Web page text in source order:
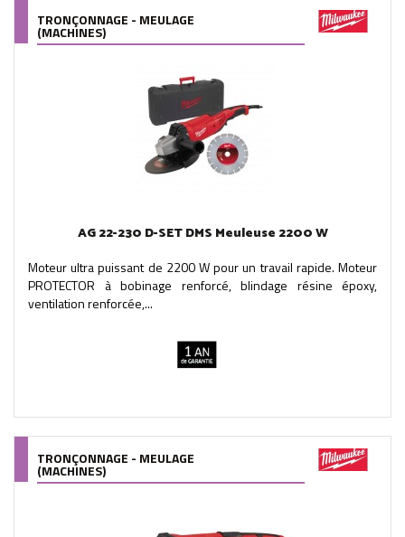
TRONÇONNAGE - MEULAGE
(MACHINES)
AG 22-230 D-SET DMS Meuleuse 2200 W
Moteur ultra puissant de 2200 W pour un travail rapide. Moteur
PROTECTOR à bobinage renforcé, blindage résine époxy,
ventilation renforcée,...
TRONÇONNAGE - MEULAGE
(MACHINES)